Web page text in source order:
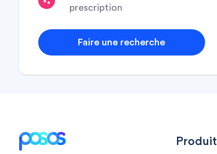
prescription
Faire une recherche
Produit